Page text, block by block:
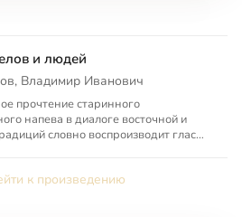
и людей
Владимир Иванович
прочтение старинного
напева в диалоге восточной и
словно воспроизводит глас
к произведению